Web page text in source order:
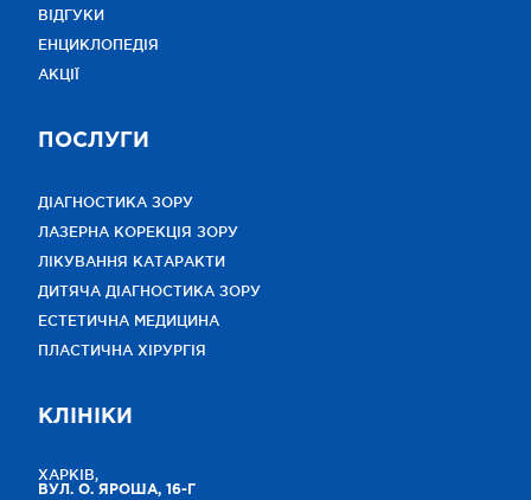
ВІДГУКИ
ЕНЦИКЛОПЕДІЯ
АКЦІЇ
ПОСЛУГИ
ДІАГНОСТИКА ЗОРУ
ЛАЗЕРНА КОРЕКЦІЯ ЗОРУ
ЛІКУВАННЯ КАТАРАКТИ
ДИТЯЧА ДІАГНОСТИКА ЗОРУ
ЕСТЕТИЧНА МЕДИЦИНА
ПЛАСТИЧНА ХІРУРГІЯ
КЛІНІКИ
ХАРКІВ,
ВУЛ. О. ЯРОША, 16-Г